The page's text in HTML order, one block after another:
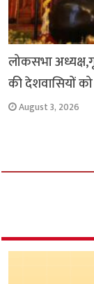
लोकसभा
की देशवासियों
August 3, 2026